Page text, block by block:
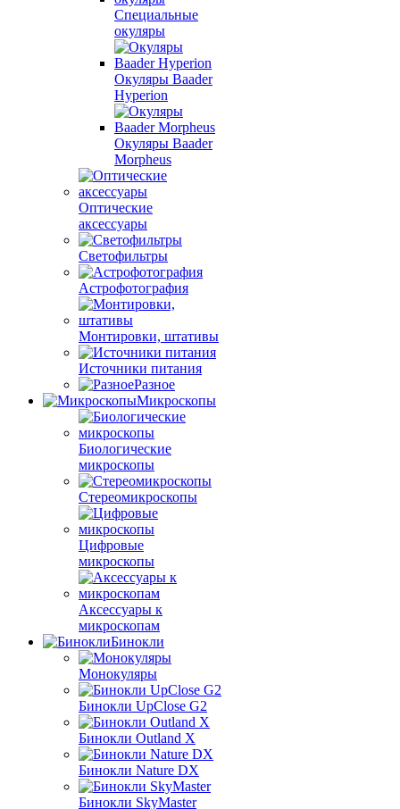
Специальные
окуляры
Окуляры Baader
Hyperion
Окуляры Baader
Morpheus
Оптические
аксессуары
Светофильтры
Астрофотография
Монтировки, штативы
Источники питания
Разное
Микроскопы
Биологические
микроскопы
Стереомикроскопы
Цифровые
микроскопы
Аксессуары к
микроскопам
Бинокли
Монокуляры
Бинокли UpClose G2
Бинокли Outland X
Бинокли Nature DX
Бинокли SkyMaster